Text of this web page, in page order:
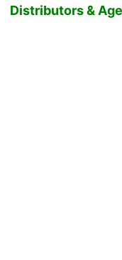
Distributors &